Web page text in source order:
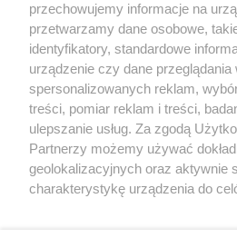
Nie zapomnij
zapoznać się z:
polityką prywatności regulamin
Twojemiasto
Piekary Śląskie
Chorzów
Tarnowskie Góry
przechowujemy informacje na
przetwarzamy dane osobowe,
identyfikatory, standardowe
urządzenie czy dane przeglądania
spersonalizowanych reklam,
treści, pomiar reklam i treści,
ulepszanie usług. Za zgodą
Partnerzy możemy używać
geolokalizacyjnych oraz aktywnie
charakterystykę urządzenia do